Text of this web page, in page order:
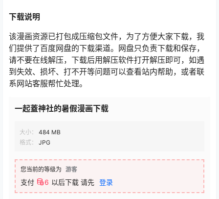
下载说明
该漫画资源已打包成压缩包文件，为了方便大家下载，我
们提供了百度网盘的下载渠道。网盘只负责下载和保存，
请不要在线解压，下载后用解压软件打开解压即可，如遇
到失效、损坏、打不开等问题可以查看站内帮助，或者联
系网站客服帮忙处理。
一起蓋神社的暑假漫画下载
大小：
484 MB
格式：
JPG
您当前的等级为 游客
支付 6 以后下载 请先 登录